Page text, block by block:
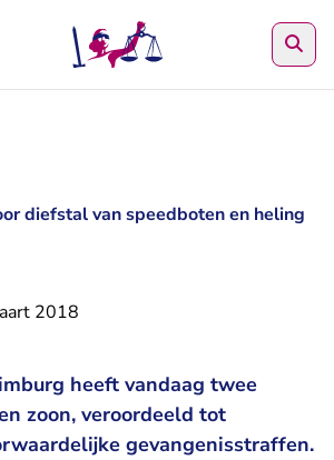
diefstal van speedboten en heling
2018
heeft vandaag twee
zoon, veroordeeld tot
gevangenisstraffen.